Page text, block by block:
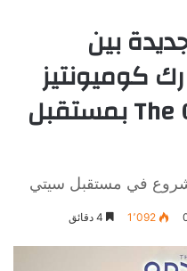
بين
كوميونتيز
في The City of Odyssia بمستقبل
1٬092